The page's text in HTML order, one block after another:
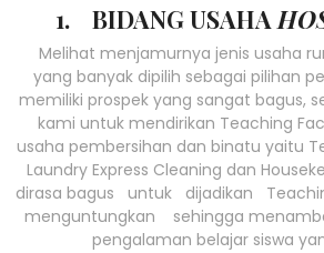
1. BIDANG USAHA
Melihat menjamurnya jenis usaha
yang banyak dipilih sebagai pilihan
memiliki prospek yang sangat bagus,
kami untuk mendirikan Teaching
usaha pembersihan dan binatu yaitu
Laundry Express Cleaning dan
dirasa bagus untuk dijadikan
menguntungkan sehingga
pengalaman belajar siswa